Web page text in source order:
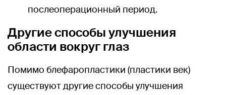
послеоперационный период.
Другие способы улучшения
области вокруг глаз
Помимо блефаропластики (пластики век)
существуют другие способы улучшения